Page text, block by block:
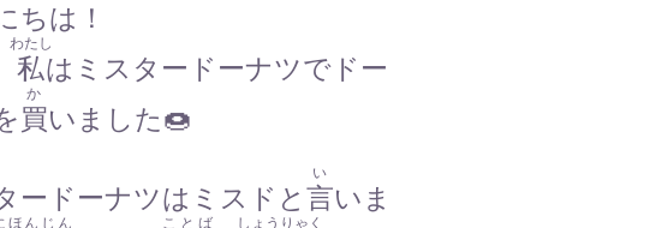
ちは！
私
わたし
はミスタードーナツでドー
買
か
いました🍩
ードーナツはミスドと 言
い
いま
ほんじん ことば しょうりゃく